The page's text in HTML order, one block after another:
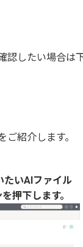
認したい場合は
紹介します。
たいAIファイル
押下します。